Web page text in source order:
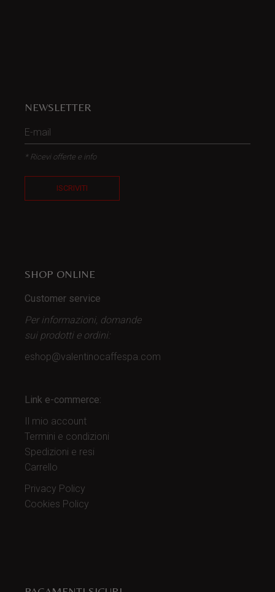
NEWSLETTER
* Ricevi offerte e info
ISCRIVITI
SHOP ONLINE
Customer service
Per informazioni, domande
sui prodotti e ordini:
eshop@valentinocaffespa.com
Link e-commerce:
Il mio account
Termini e condizioni
Spedizioni e resi
Carrello
Privacy Policy
Cookies Policy